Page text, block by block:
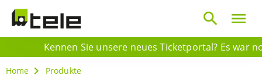
Kennen Sie unsere neues Ticketportal? Es war
menu
search
Home Produkte